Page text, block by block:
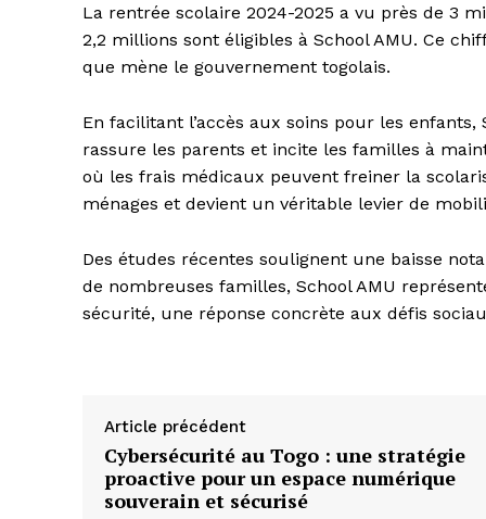
La rentrée scolaire 2024-2025 a vu près de 3
2,2 millions sont éligibles à School AMU. Ce
que mène le gouvernement togolais.
En facilitant l’accès aux soins pour les
rassure les parents et incite les familles à
où les frais médicaux peuvent freiner la
ménages et devient un véritable levier de
Des études récentes soulignent une baisse
de nombreuses familles, School AMU
sécurité, une réponse concrète aux défis
Article précédent
Cybersécurité au Togo : une stratégie
proactive pour un espace numérique
souverain et sécurisé